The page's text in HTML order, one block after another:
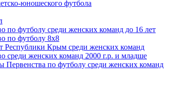
юношеского футбола
по футболу среди женских команд до 16 лет
по футболу 8х8
Республики Крым среди женских команд
среди женских команд 2000 г.р. и младше
Первенства по футболу среди женских команд